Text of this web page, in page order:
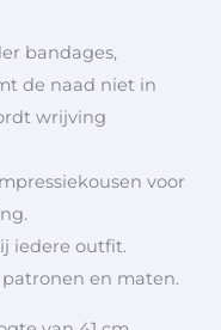
bandages,
de naad niet in
wrijving
voor
iedere outfit.
en maten.